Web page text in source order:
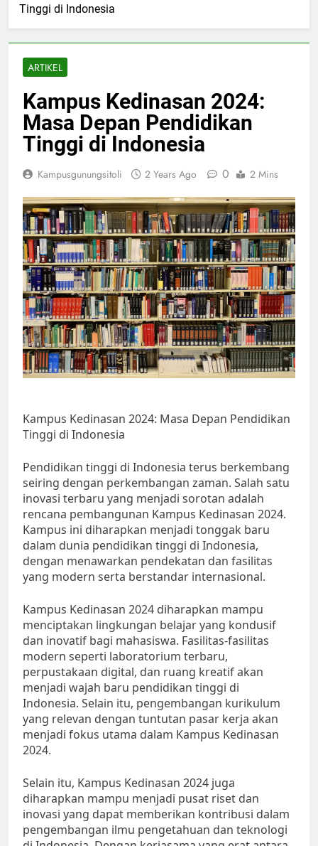
Tinggi di Indonesia
ARTIKEL
Kampus Kedinasan 2024:
Masa Depan Pendidikan
Tinggi di Indonesia
Kampusgunungsitoli 2 Years Ago 0 2 Mins
Kampus Kedinasan 2024: Masa Depan Pendidikan
Tinggi di Indonesia
Pendidikan tinggi di Indonesia terus berkembang
seiring dengan perkembangan zaman. Salah satu
inovasi terbaru yang menjadi sorotan adalah
rencana pembangunan Kampus Kedinasan 2024.
Kampus ini diharapkan menjadi tonggak baru
dalam dunia pendidikan tinggi di Indonesia,
dengan menawarkan pendekatan dan fasilitas
yang modern serta berstandar internasional.
Kampus Kedinasan 2024 diharapkan mampu
menciptakan lingkungan belajar yang kondusif
dan inovatif bagi mahasiswa. Fasilitas-fasilitas
modern seperti laboratorium terbaru,
perpustakaan digital, dan ruang kreatif akan
menjadi wajah baru pendidikan tinggi di
Indonesia. Selain itu, pengembangan kurikulum
yang relevan dengan tuntutan pasar kerja akan
menjadi fokus utama dalam Kampus Kedinasan
2024.
Selain itu, Kampus Kedinasan 2024 juga
diharapkan mampu menjadi pusat riset dan
inovasi yang dapat memberikan kontribusi dalam
pengembangan ilmu pengetahuan dan teknologi